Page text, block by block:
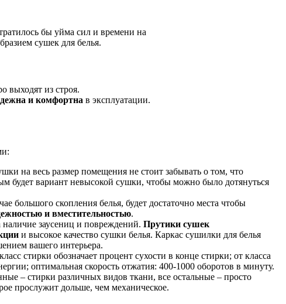
бы уйма сил и времени на
сушек для белья.
выходят из строя.
и комфортна в эксплуатации.
на весь размер помещения не стоит забывать о том, что
будет вариант невысокой сушки, чтобы можно было дотянуться
большого скопления белья, будет достаточно места чтобы
и вместительностью.
наличие заусениц и повреждений. Прутики сушек
и высокое качество сушки белья. Каркас сушилки для белья
вашего интерьера.
стирки обозначает процент сухости в конце стирки; от класса
оптимальная скорость отжатия: 400-1000 оборотов в минуту.
– стирки различных видов ткани, все остальные – просто
прослужит дольше, чем механическое.